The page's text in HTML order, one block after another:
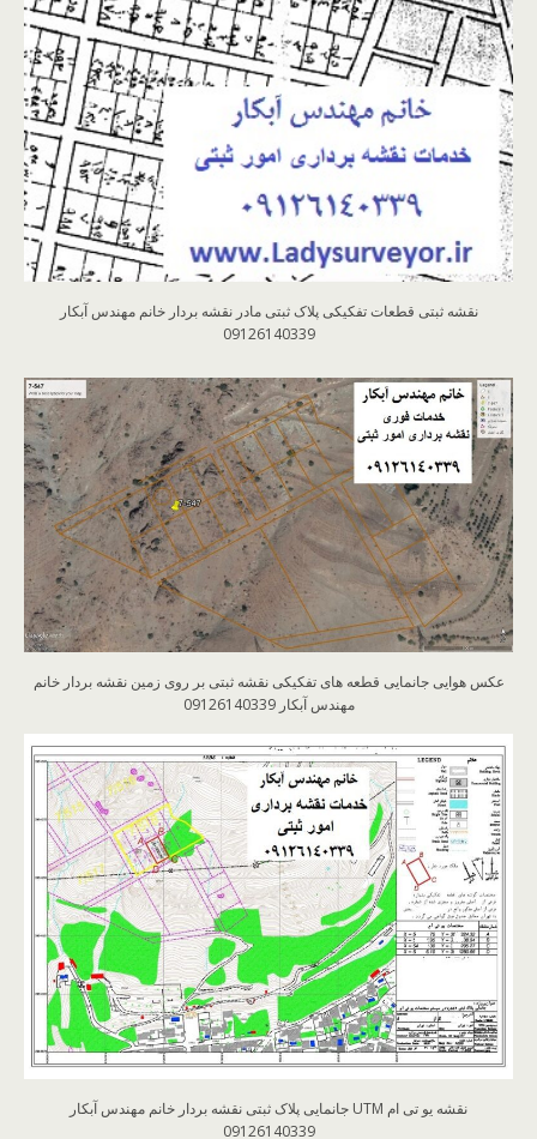
نقشه ثبتی قطعات تفکیکی پلاک ثبتی مادر نقشه بردار خانم مهندس آبکار
09126140339
عکس هوایی جانمایی قطعه های تفکیکی نقشه ثبتی بر روی زمین نقشه بردار خانم
مهندس آبکار 09126140339
نقشه یو تی ام UTM جانمایی پلاک ثبتی نقشه بردار خانم مهندس آبکار
09126140339